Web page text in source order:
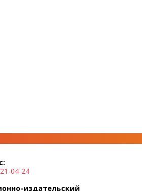
04-24
издательский